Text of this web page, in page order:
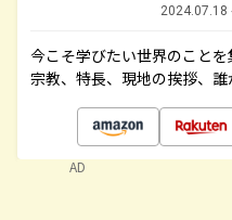
2024.07.18
今こそ学びたい世界のことを
宗教、特長、現地の挨拶、誰
AD